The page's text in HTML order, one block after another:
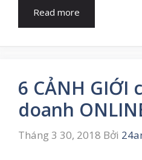
Read more
6 CẢNH GIỚI
doanh
Tháng 3 30, 2018 Bởi